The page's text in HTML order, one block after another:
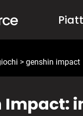
> genshin impact
Impact: